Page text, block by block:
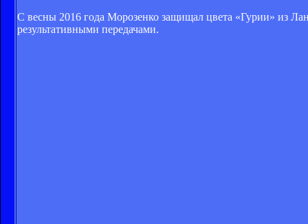
С весны 2016 года Морозенко защищал цвета «Гурии» из
результативными передачами.